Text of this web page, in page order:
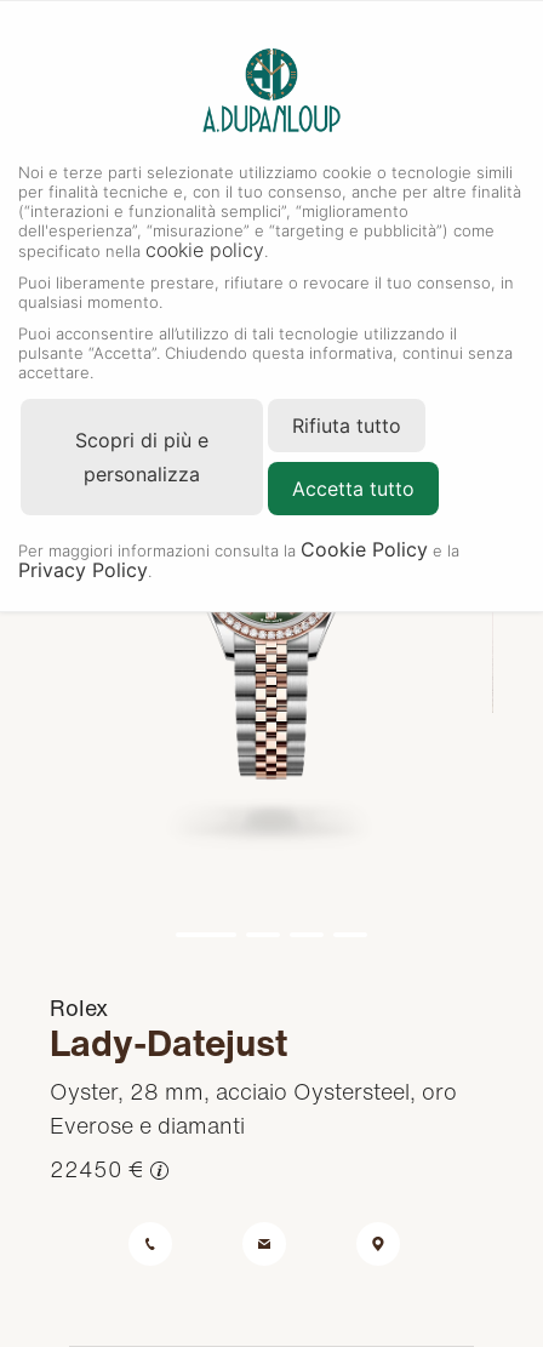
Collezione Lady-Datejust
Rolex
Lady-Datejust
Oyster, 28 mm, acciaio Oystersteel, oro
Everose e diamanti
22450 €
Noi e terze parti selezionate utilizziamo cookie o tecnologie simili
per finalità tecniche e, con il tuo consenso, anche per altre finalità
(“interazioni e funzionalità semplici”, “miglioramento
dell'esperienza”, “misurazione” e “targeting e pubblicità”) come
specificato nella cookie policy
Puoi liberamente prestare, rifiutare o revocare il tuo consenso, in
qualsiasi momento.
Puoi acconsentire all’utilizzo di tali tecnologie utilizzando il
pulsante “Accetta”. Chiudendo questa informativa, continui senza
accettare.
Scopri di più e
personalizza
Rifiuta tutto
Accetta tutto
Per maggiori informazioni consulta la Cookie Policy e la
Privacy Policy